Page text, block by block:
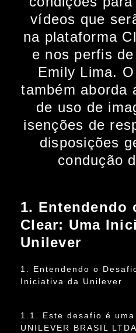
vídeos que
na plataforma
e nos perfis
Emily Lima.
também aborda
de uso de
isenções de
disposições
condução
1. Entendendo
Clear: Uma
Unilever
1. Entendendo o
Iniciativa da Unilever
1.1. Este desafio é
UNILEVER BRASIL